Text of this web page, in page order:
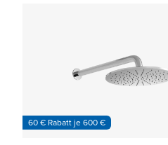
60 € Rabatt je 600 €